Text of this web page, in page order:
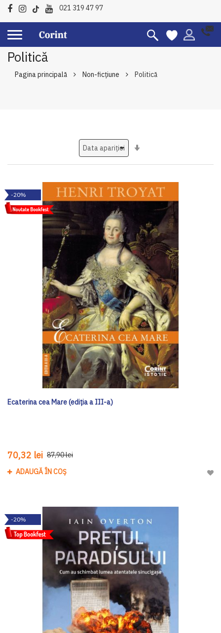
021 319 47 97
Politică
Pagina principală Non-ficțiune Politică
-20%
Ecaterina cea Mare (ediția a III-a)
70,32 lei 87,90 lei
ADAUGĂ ÎN COȘ
-20%